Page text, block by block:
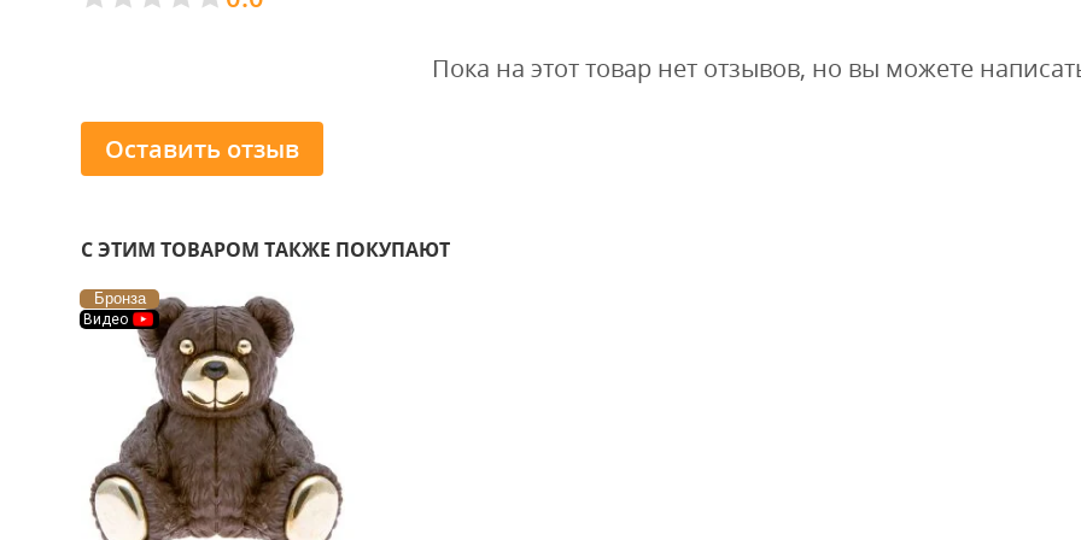
Пока на этот товар нет отзывов, но вы можете
Оставить отзыв
С ЭТИМ ТОВАРОМ ТАКЖЕ ПОКУПАЮТ
Бронза
Видео